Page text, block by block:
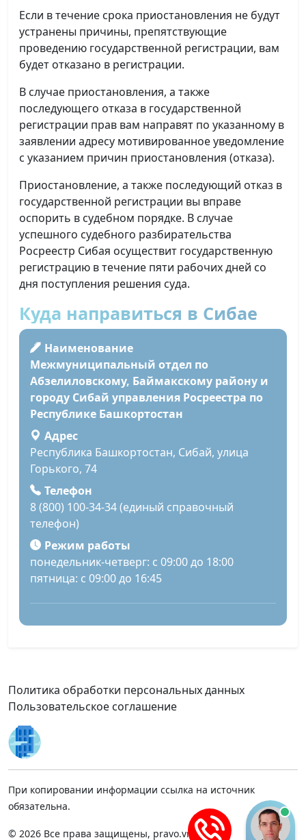
Если в течение срока приостановления не будут
устранены причины, препятствующие
проведению государственной регистрации, вам
будет отказано в регистрации.
В случае приостановления, а также
последующего отказа в государственной
регистрации прав вам направят по указанному в
заявлении адресу мотивированное уведомление
с указанием причин приостановления (отказа).
Приостановление, а также последующий отказ в
государственной регистрации вы вправе
оспорить в судебном порядке. В случае
успешного судебного разбирательства
Росреестр Сибая осуществит государственную
регистрацию в течение пяти рабочих дней со
дня поступления решения суда.
Куда направиться в Сибае
Наименование
Межмуниципальный отдел по
Абзелиловскому, Баймакскому району и
городу Сибай управления Росреестра по
Республике Башкортостан
Адрес
Республика Башкортостан, Сибай, улица
Горького, 74
Телефон
8 (800) 100-34-34 (единый справочный
телефон)
Режим работы
понедельник-четверг: с 09:00 до 18:00
пятница: с 09:00 до 16:45
Политика обработки персональных данных
Пользовательское соглашение
При копировании информации ссылка на источник
обязательна.
© 2026 Все права защищены, pravo.vnmsk.ru.